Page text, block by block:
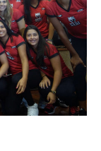
promete
ginásio
para
setembro
de
2019